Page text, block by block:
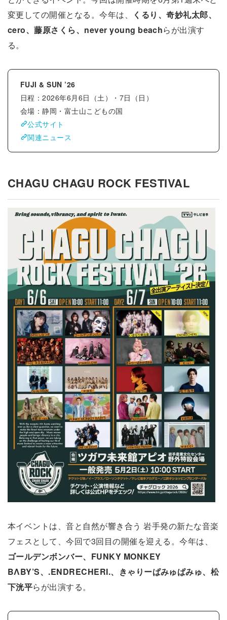
変更しての開催となる。今年は、
くるり、奇妙礼太郎、
cero、藤原さくら、never young beachらが出演す
る。
FUJI & SUN ’26
日程：2026年6月6日（土）・7日（日）
会場：静岡・富士山こどもの国
公式サイト
関連ニュース
CHAGU CHAGU ROCK FESTIVAL
本イベントは、音と自然が響き合う 岩手発の新たな音楽
フェスとして、今回で3回目の開催を迎える。今年は、
ゴールデンボンバー、FUNKY MONKEY
BΛBY’S、.ENDRECHERI.、きゃりーぱみゅぱみゅ、松
下洸平らが出演する。